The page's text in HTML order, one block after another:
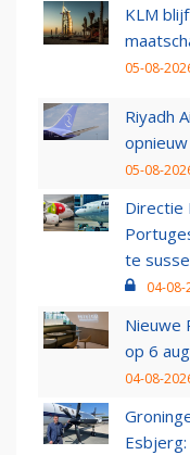
KLM
05-08-
Riyadh
05-08-
Directie
te
04-08-
Nieuwe
op 6
04-08-